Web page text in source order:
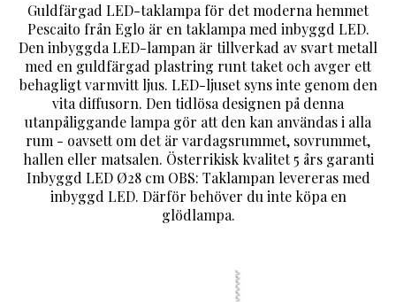
Guldfärgad LED-taklampa för det moderna hemmet
Pescaito från Eglo är en taklampa med inbyggd LED.
Den inbyggda LED-lampan är tillverkad av svart metall
med en guldfärgad plastring runt taket och avger ett
behagligt varmvitt ljus. LED-ljuset syns inte genom den
vita diffusorn. Den tidlösa designen på denna
utanpåliggande lampa gör att den kan användas i alla
rum - oavsett om det är vardagsrummet, sovrummet,
hallen eller matsalen. Österrikisk kvalitet 5 års garanti
Inbyggd LED Ø28 cm OBS: Taklampan levereras med
inbyggd LED. Därför behöver du inte köpa en
glödlampa.